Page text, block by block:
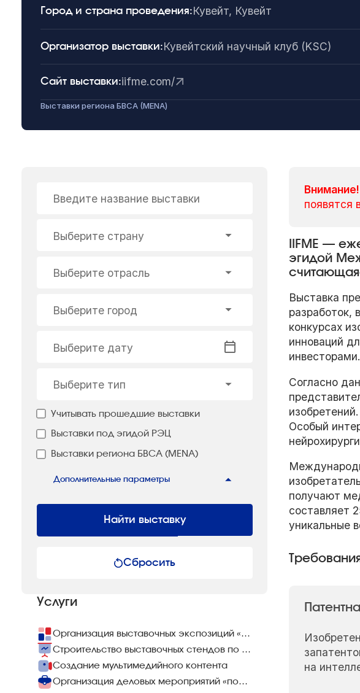
Город и страна проведения:Кувейт, Кувейт
Организатор выставки:Кувейтский научный клуб (KSC)
Сайт выставки:iifme.com/
Выставки региона БВСА (MENA)
Введите название выставки
Выберите страну
Выберите отрасль
Выберите город
Выберите дату
Выберите тип
Учитывать прошедшие выставки
Выставки под эгидой РЭЦ
Выставки региона БВСА (MENA)
Дополнительные параметры
Найти выставку
Сбросить
Услуги
Организация выставочных экспозиций «под ключ»
Строительство выставочных стендов по всему миру
Создание мультимедийного контента
Организация деловых мероприятий «под ключ»
Внимание!
появятся
IIFME —
эгидой
Выставка
разработок,
конкурсах
инноваций
инвесторами.
Согласно
Особый
получают
составляет
уникальные
на